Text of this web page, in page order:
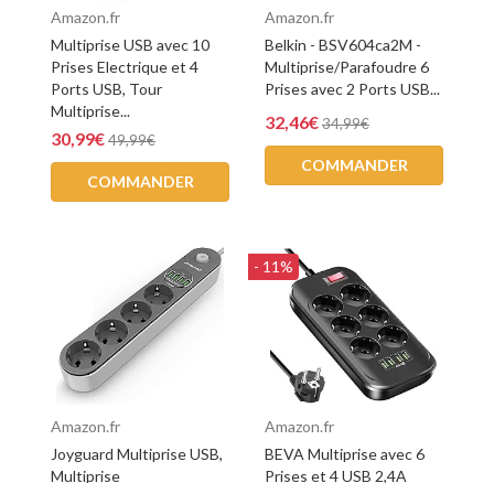
Amazon.fr
Multiprise USB avec 10
Prises Electrique et 4
Ports USB, Tour
Multiprise...
30,99€49,99€
COMMANDER
Amazon.fr
Belkin - BSV604ca2M -
Multiprise/Parafoudre 6
Prises avec 2 Ports USB...
32,46€34,99€
COMMANDER
Amazon.fr
Joyguard Multiprise USB,
Multiprise
- 11%
Amazon.fr
BEVA Multiprise avec 6
Prises et 4 USB 2,4A